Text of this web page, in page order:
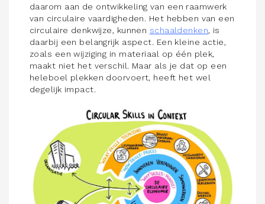
daarom aan de ontwikkeling van een raamwerk
van circulaire vaardigheden. Het hebben van een
circulaire denkwijze, kunnen schaaldenken, is
daarbij een belangrijk aspect. Een kleine actie,
zoals een wijziging in materiaal op één plek,
maakt niet het verschil. Maar als je dat op een
heleboel plekken doorvoert, heeft het wel
degelijk impact.